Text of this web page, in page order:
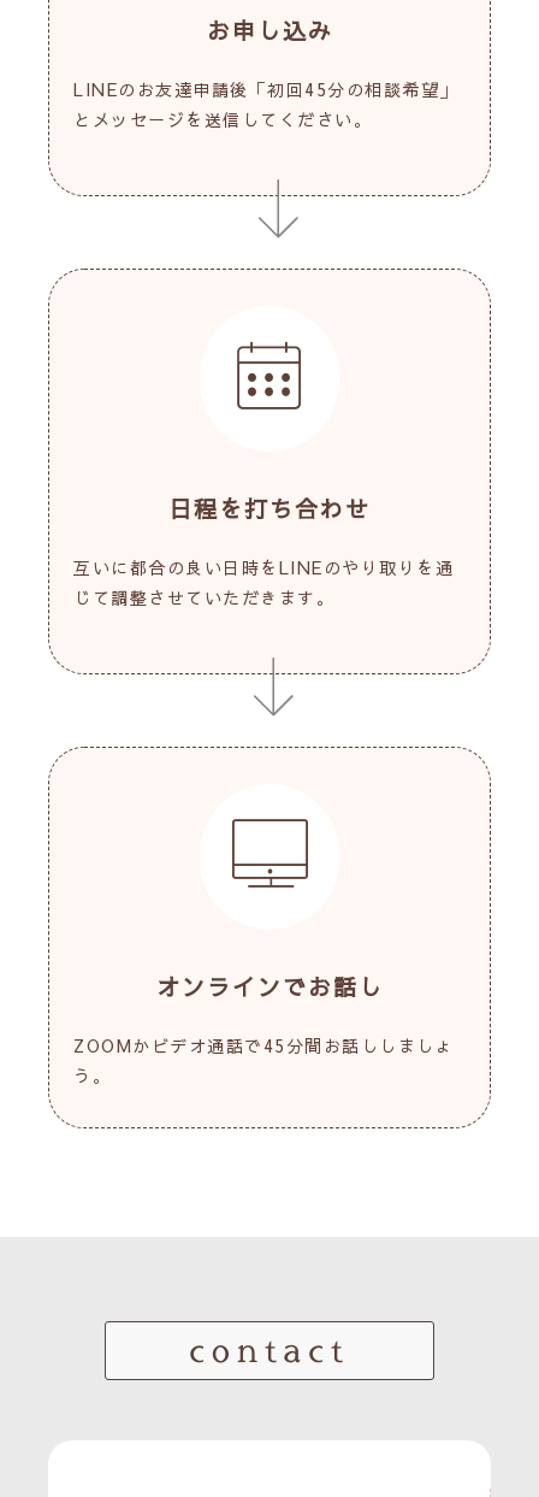
お申し込み
LINEのお友達申請後「初回45分の相談希望」
とメッセージを送信してください。
日程を打ち合わせ
互いに都合の良い日時をLINEのやり取りを通
じて調整させていただきます。
オンラインでお話し
ZOOMかビデオ通話で45分間お話ししましょ
う。
contact